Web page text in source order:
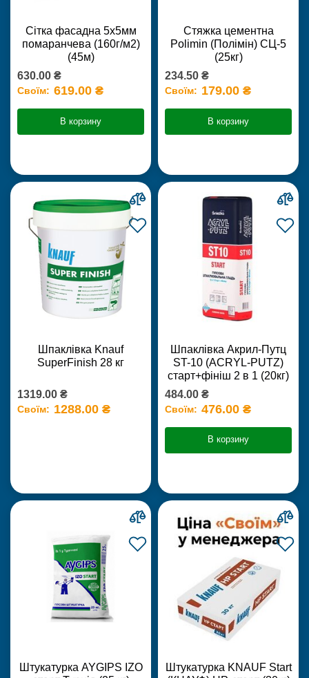
Сітка фасадна 5х5мм
помаранчева (160г/м2)
(45м)
630.00 ₴
Своїм: 619.00 ₴
В корзину
Стяжка цементна
Polimin (Полімін) СЦ-5
(25кг)
234.50 ₴
Своїм: 179.00 ₴
В корзину
Шпаклівка Knauf
SuperFinish 28 кг
1319.00 ₴
Своїм: 1288.00 ₴
Шпаклівка Акрил-Путц
ST-10 (ACRYL-PUTZ)
старт+фініш 2 в 1 (20кг)
484.00 ₴
Своїм: 476.00 ₴
В корзину
Штукатурка AYGIPS IZO
Штукатурка KNAUF Start